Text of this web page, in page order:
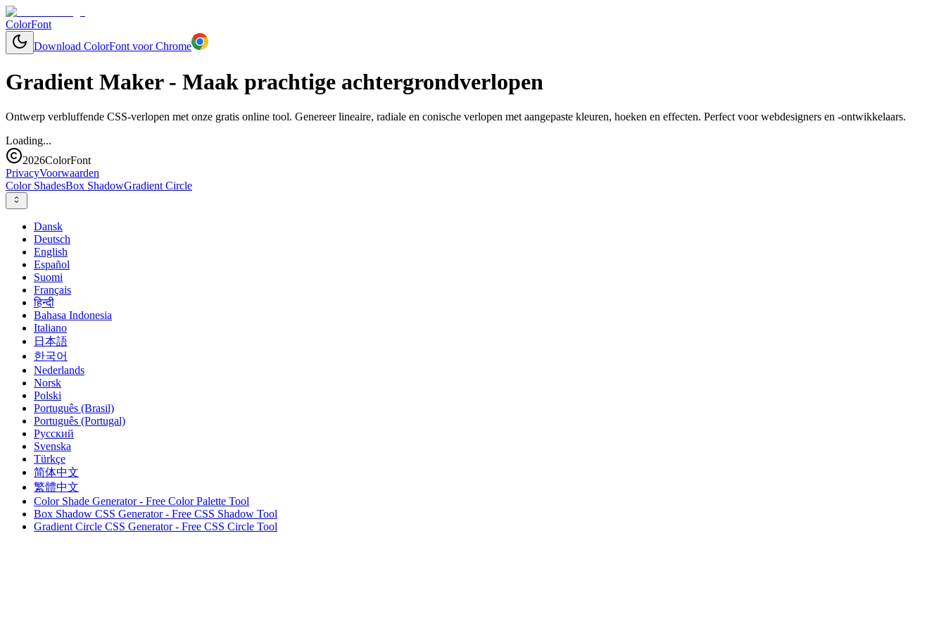
ColorFont
Download ColorFont voor Chrome
Gradient Maker - Maak prachtige achtergrondverlopen
Ontwerp verbluffende CSS-verlopen met onze gratis online tool. Genereer lineaire, radiale en conische verlopen met aangepaste kleuren, hoeken en effecten. Perfect voor webdesigners en -ontwikkelaars.
Loading...
2026ColorFont
PrivacyVoorwaarden
Color ShadesBox ShadowGradient Circle
Dansk
Deutsch
English
Español
Suomi
Français
हिन्दी
Bahasa Indonesia
Italiano
日本語
한국어
Nederlands
Norsk
Polski
Português (Brasil)
Português (Portugal)
Русский
Svenska
Türkçe
简体中文
繁體中文
Color Shade Generator - Free Color Palette Tool
Box Shadow CSS Generator - Free CSS Shadow Tool
Gradient Circle CSS Generator - Free CSS Circle Tool